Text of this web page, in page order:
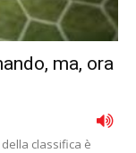
ma, ora
classifica è